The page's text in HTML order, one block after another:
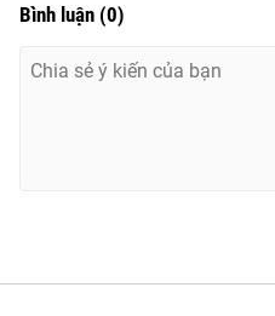
Bình luận (0)